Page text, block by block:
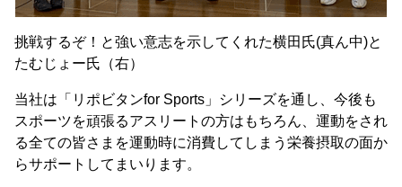
挑戦するぞ！と強い意志を示してくれた横田氏(真ん中)と
たむじょー氏（右）
当社は「リポビタンfor Sports」シリーズを通し、今後も
スポーツを頑張るアスリートの方はもちろん、運動をされ
る全ての皆さまを運動時に消費してしまう栄養摂取の面か
らサポートしてまいります。